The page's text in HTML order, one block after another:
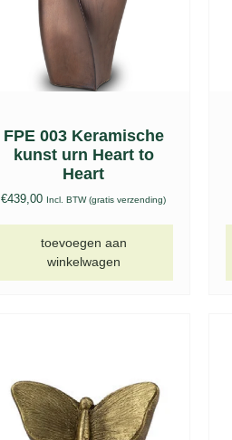
FPE 003 Keramische
kunst urn Heart to
Heart
€439,00 Incl. BTW (gratis verzending)
toevoegen aan
winkelwagen